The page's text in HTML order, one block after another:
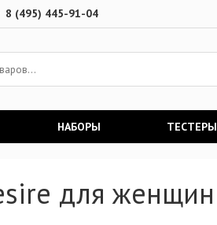
8 (495) 445-91-04
НАБОРЫ ТЕСТЕРЫ
для женщин